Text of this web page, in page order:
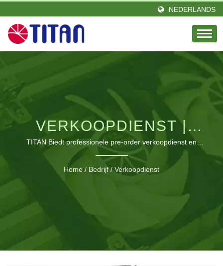
NEDERLANDS
VERKOOPDIENST |
WERELDWIJDE
LEVERANCIER VAN
KOELVENTILATOREN
EN THERMISCHE
OPLOSSINGEN | TITAN
FABRICAGE
TITAN Biedt professionele pre-order verkoopdienst en
nazorgproces. | industriële koelingsoplossingen voor
elektronica
Home / Bedrijf / Verkoopdienst